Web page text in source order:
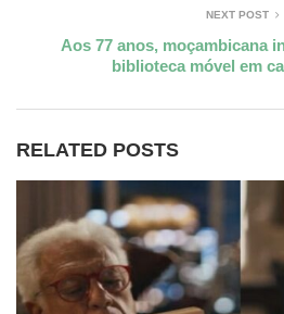
NEXT POST
Aos 77 anos, moçambicana
biblioteca móvel em
RELATED POSTS